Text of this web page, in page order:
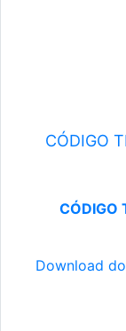
CÓDIGO
CÓDIGO
Download